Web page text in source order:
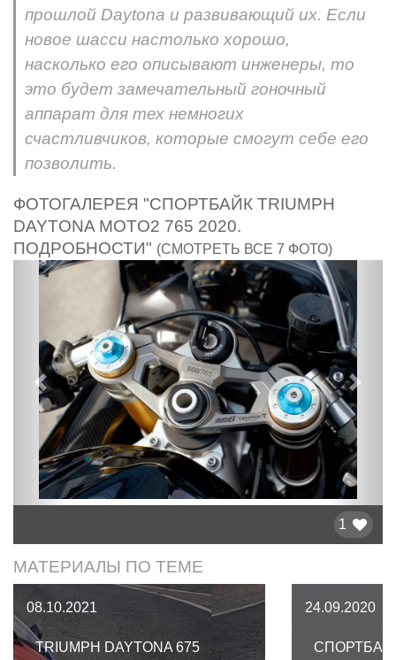
прошлой Daytona и развивающий их. Если
новое шасси настолько хорошо,
насколько его описывают инженеры, то
это будет замечательный гоночный
аппарат для тех немногих
счастливчиков, которые смогут себе его
позволить.
ФОТОГАЛЕРЕЯ "СПОРТБАЙК TRIUMPH
DAYTONA MOTO2 765 2020.
ПОДРОБНОСТИ" (СМОТРЕТЬ ВСЕ 7 ФОТО)
Предыдущий
1
МАТЕРИАЛЫ ПО ТЕМЕ
08.10.2021
TRIUMPH DAYTONA 675
24.09.2020